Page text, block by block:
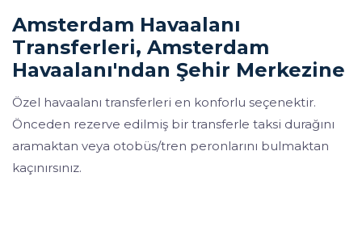
Amsterdam Havaalanı
Transferleri, Amsterdam
Havaalanı'ndan Şehir Merkezine
Özel havaalanı transferleri en konforlu seçenektir.
Önceden rezerve edilmiş bir transferle taksi durağını
aramaktan veya otobüs/tren peronlarını bulmaktan
kaçınırsınız.